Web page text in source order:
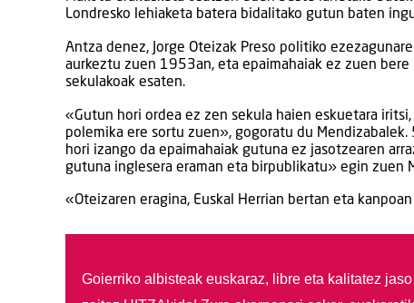
Londresko lehiaketa batera bidalitako gutun baten
Antza denez, Jorge Oteizak Preso politiko
aurkeztu zuen 1953an, eta epaimahaiak ez zuen
sekulakoak esaten.
«Gutun hori ordea ez zen sekula haien eskuetara
polemika ere sortu zuen», gogoratu du
hori izango da epaimahaiak gutuna ez jasotzearen
gutuna inglesera eraman eta birpublikatu» egin zuen
«Oteizaren eragina, Euskal Herrian bertan eta
Goierriko albisteak euskaraz, libre eta kalitatez